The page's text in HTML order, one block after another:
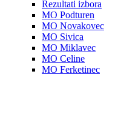
Rezultati izbora
MO Podturen
MO Novakovec
MO Sivica
MO Miklavec
MO Celine
MO Ferketinec